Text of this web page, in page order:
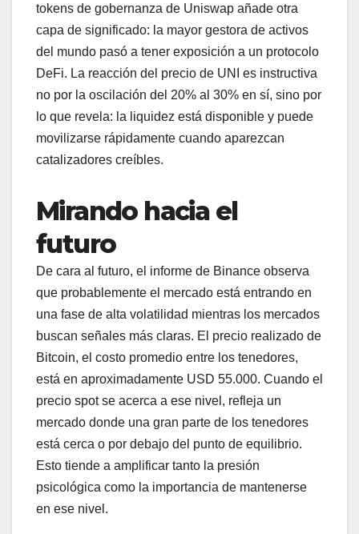
tokens de gobernanza de Uniswap añade otra
capa de significado: la mayor gestora de activos
del mundo pasó a tener exposición a un protocolo
DeFi. La reacción del precio de UNI es instructiva
no por la oscilación del 20% al 30% en sí, sino por
lo que revela: la liquidez está disponible y puede
movilizarse rápidamente cuando aparezcan
catalizadores creíbles.
Mirando hacia el
futuro
De cara al futuro, el informe de Binance observa
que probablemente el mercado está entrando en
una fase de alta volatilidad mientras los mercados
buscan señales más claras. El precio realizado de
Bitcoin, el costo promedio entre los tenedores,
está en aproximadamente USD 55.000. Cuando el
precio spot se acerca a ese nivel, refleja un
mercado donde una gran parte de los tenedores
está cerca o por debajo del punto de equilibrio.
Esto tiende a amplificar tanto la presión
psicológica como la importancia de mantenerse
en ese nivel.